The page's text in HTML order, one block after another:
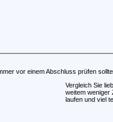
vor einem Abschluss prüfen
Vergleich Sie
weitem weniger
laufen und viel